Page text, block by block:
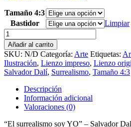
Tamaño 4:3
Bastidor
Limpiar
Universo
Dalí
cantidad
Añadir al carrito
SKU: N/D Categoría: Arte Etiquetas:
Ilustración, Lienzo impreso, Lienzo
Salvador Dalí, Surrealismo, Tamaño 4:3
Descripción
Información adicional
Valoraciones (0)
“El surrealismo soy YO” – Salvador